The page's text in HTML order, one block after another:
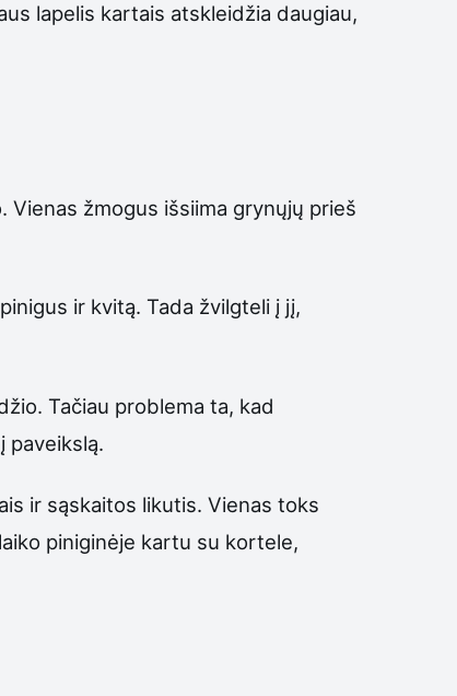
lapelis kartais atskleidžia daugiau,
žmogus išsiima grynųjų prieš
ir kvitą. Tada žvilgteli į jį,
Tačiau problema ta, kad
paveikslą.
ir sąskaitos likutis. Vienas toks
piniginėje kartu su kortele,